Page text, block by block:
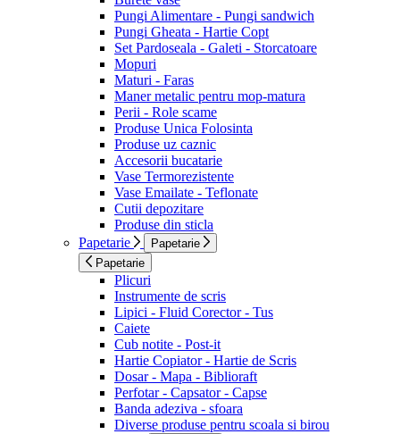
Pungi Alimentare - Pungi sandwich
Pungi Gheata - Hartie Copt
Set Pardoseala - Galeti - Storcatoare
Mopuri
Maturi - Faras
Maner metalic pentru mop-matura
Perii - Role scame
Produse Unica Folosinta
Produse uz caznic
Accesorii bucatarie
Vase Termorezistente
Vase Emailate - Teflonate
Cutii depozitare
Produse din sticla
Papetarie
Papetarie
Papetarie
Plicuri
Instrumente de scris
Lipici - Fluid Corector - Tus
Caiete
Cub notite - Post-it
Hartie Copiator - Hartie de Scris
Dosar - Mapa - Biblioraft
Perfotar - Capsator - Capse
Banda adeziva - sfoara
Diverse produse pentru scoala si birou